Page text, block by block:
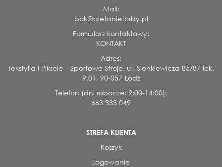
Mail:
bok@aletanietorby.pl
Formularz kontaktowy:
KONTAKT
Adres:
Tekstylia i Piksele – Sportowe Stroje, ul. Sienkiewicza 85/87 lok.
9.01, 90-057 Łódź
Telefon (dni robocze: 9:00-14:00):
663 333 049
STREFA KLIENTA
Koszyk
Logowanie